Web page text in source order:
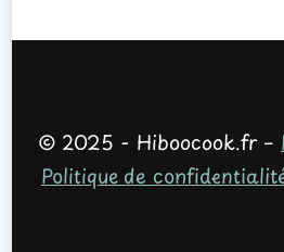
© 2025 - Hiboocook.fr –
Politique de